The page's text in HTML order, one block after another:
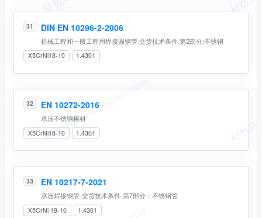
31 DIN EN 10296-2-2006
机械工程和一般工程用焊接圆钢管.交货技术条件.第2部分:不锈钢
X5CrNi18-10 1.4301
32 EN 10272-2016
承压不锈钢棒材
X5CrNi18-10 1.4301
33 EN 10217-7-2021
承压焊接钢管-交货技术条件-第7部分：不锈钢管
X5CrNi 18-10 1.4301